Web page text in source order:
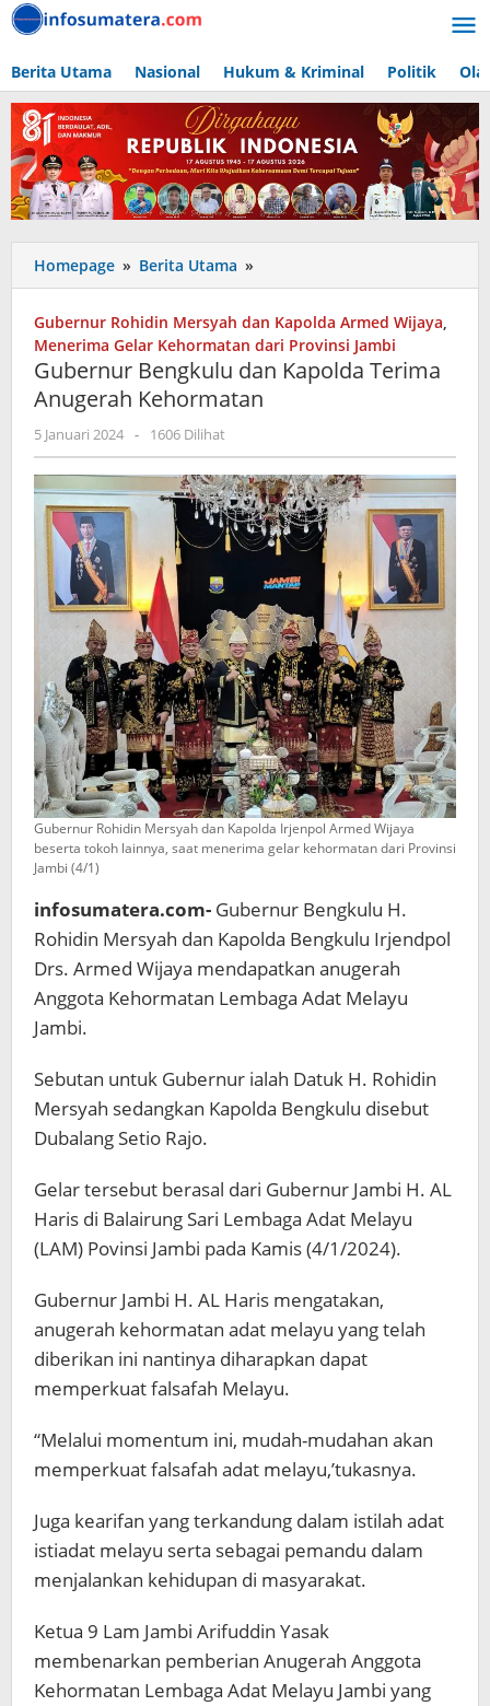
Lewati
ke
Berita Utama Nasional Hukum & Kriminal Politik
Homepage » Berita Utama »
Bengkulu
Kapolda
Terima
Anugerah
Kehormatan
Gubernur Rohidin Mersyah dan Kapolda Armed Wijaya,
Menerima Gelar Kehormatan dari Provinsi Jambi
Gubernur Bengkulu dan Kapolda Terima
Anugerah Kehormatan
5 Januari 2024 oleh
admin
- 1606 Dilihat
Gubernur Rohidin Mersyah dan Kapolda Irjenpol Armed Wijaya
beserta tokoh lainnya, saat menerima gelar kehormatan dari Provinsi
Jambi (4/1)
infosumatera.com- Gubernur Bengkulu H.
Rohidin Mersyah dan Kapolda Bengkulu Irjendpol
Drs. Armed Wijaya mendapatkan anugerah
Anggota Kehormatan Lembaga Adat Melayu
Jambi.
Sebutan untuk Gubernur ialah Datuk H. Rohidin
Mersyah sedangkan Kapolda Bengkulu disebut
Dubalang Setio Rajo.
Gelar tersebut berasal dari Gubernur Jambi H. AL
Haris di Balairung Sari Lembaga Adat Melayu
(LAM) Povinsi Jambi pada Kamis (4/1/2024).
Gubernur Jambi H. AL Haris mengatakan,
anugerah kehormatan adat melayu yang telah
diberikan ini nantinya diharapkan dapat
memperkuat falsafah Melayu.
“Melalui momentum ini, mudah-mudahan akan
memperkuat falsafah adat melayu,’tukasnya.
Juga kearifan yang terkandung dalam istilah adat
istiadat melayu serta sebagai pemandu dalam
menjalankan kehidupan di masyarakat.
Ketua 9 Lam Jambi Arifuddin Yasak
membenarkan pemberian Anugerah Anggota
Kehormatan Lembaga Adat Melayu Jambi yang